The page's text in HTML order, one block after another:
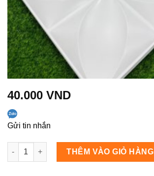
40.000 VND
Gửi tin nhắn
VN-063 số lượng
THÊM VÀO GIỎ HÀNG